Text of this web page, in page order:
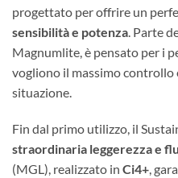
progettato per offrire un
sensibilità e potenza . Parte
Magnumlite, è pensato per i
vogliono il massimo
situazione.
Fin dal primo utilizzo, il
straordinaria leggerezza e
(MGL), realizzato in Ci4+,